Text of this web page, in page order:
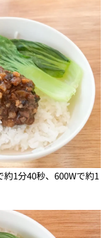
約1分40秒、600Wで約1